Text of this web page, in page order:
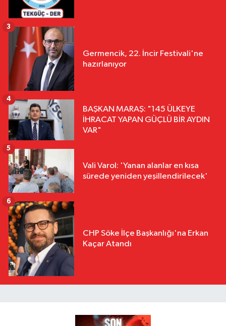
Germencik, 22. İncir Festivali'ne
hazırlanıyor
3
BAŞKAN MARAŞ: "145 ÜLKEYE
İHRACAT YAPAN GÜÇLÜ BİR AYDIN
VAR"
4
Vali Varol: 'Yanan alanlar en kısa
sürede yeniden yeşillendirilecek'
5
CHP Söke İlçe Başkanlığı'na Erkan
Kaçar Atandı
6